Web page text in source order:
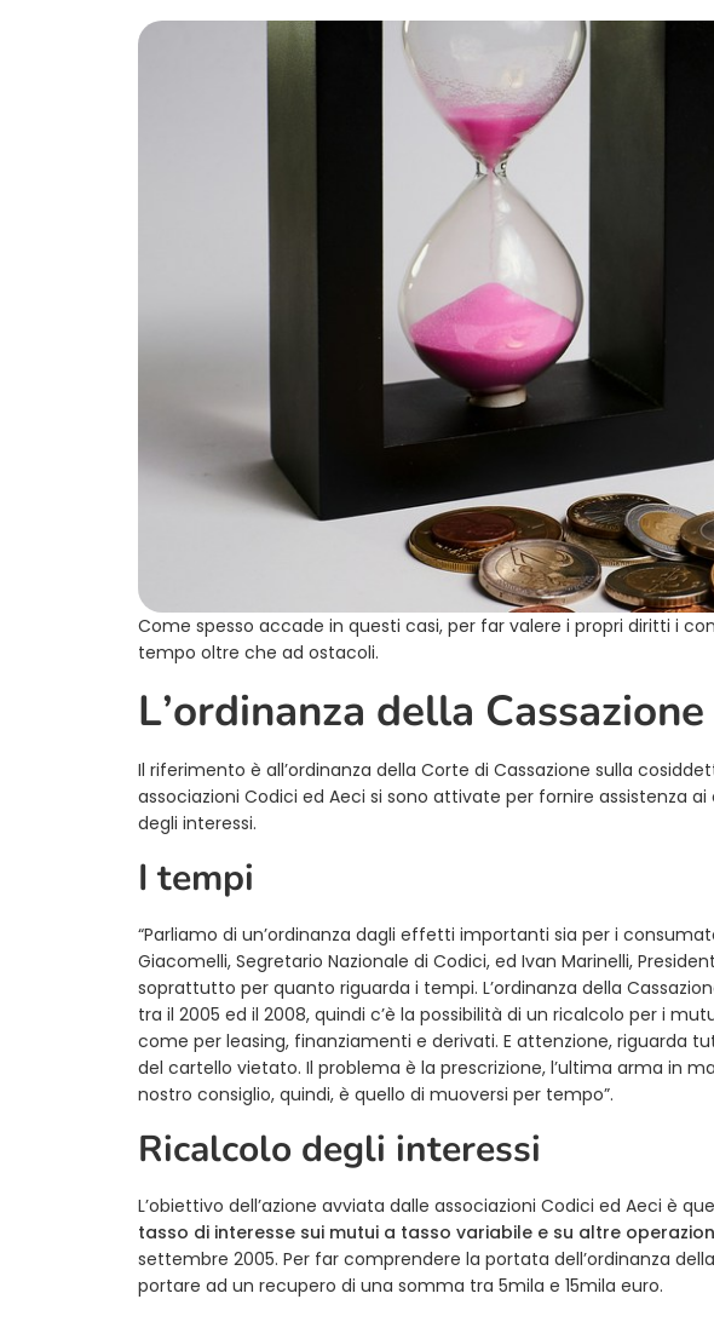
Come spesso accade in questi casi, per far valere i propri diritti i
tempo oltre che ad ostacoli.
L’ordinanza della Cassazione
Il riferimento è all’ordinanza della Corte di Cassazione sulla
associazioni Codici ed Aeci si sono attivate per fornire assistenza
degli interessi.
I tempi
“Parliamo di un’ordinanza dagli effetti importanti sia per i
Giacomelli, Segretario Nazionale di Codici, ed Ivan Marinelli,
soprattutto per quanto riguarda i tempi. L’ordinanza della
tra il 2005 ed il 2008, quindi c’è la possibilità di un ricalcolo per i
come per leasing, finanziamenti e derivati. E attenzione, riguarda
del cartello vietato. Il problema è la prescrizione, l’ultima arma in
nostro consiglio, quindi, è quello di muoversi per tempo”.
Ricalcolo degli interessi
L’obiettivo dell’azione avviata dalle associazioni Codici ed Aeci è
tasso di interesse sui mutui a tasso variabile e su altre
settembre 2005. Per far comprendere la portata dell’ordinanza
portare ad un recupero di una somma tra 5mila e 15mila euro.